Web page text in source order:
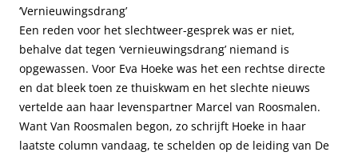
‘Vernieuwingsdrang’
Een reden voor het slechtweer-gesprek was er niet,
behalve dat tegen ‘vernieuwingsdrang’ niemand is
opgewassen. Voor Eva Hoeke was het een rechtse directe
en dat bleek toen ze thuiskwam en het slechte nieuws
vertelde aan haar levenspartner Marcel van Roosmalen.
Want Van Roosmalen begon, zo schrijft Hoeke in haar
laatste column vandaag, te schelden op de leiding van De